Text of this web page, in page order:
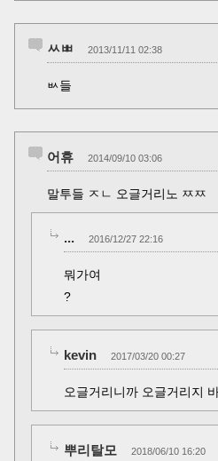
ㅆㅃ 2013/11/11 02:38
ㅄ들
어휴 2014/09/10 03:06
말투들 ㅈㄴ 오글거리노 ㅉㅉ
... 2016/12/27 22:16
뭐가여
?
kevin 2017/03/20 00:27
오글거리니까 오글거리지
뿌리탈모 2018/06/10 16:20